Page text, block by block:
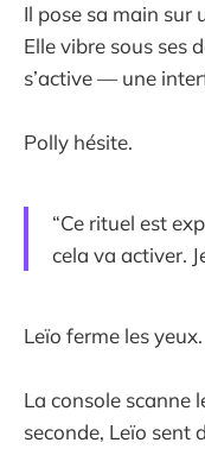
Il pose sa main sur
Elle vibre sous ses
s’active — une
Polly hésite.
“Ce rituel est
cela va activer.
Leïo ferme les yeux.
La console scanne
seconde, Leïo sent